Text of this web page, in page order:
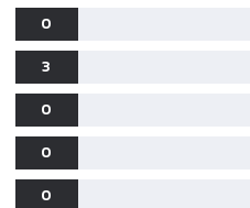
0
3
0
0
0